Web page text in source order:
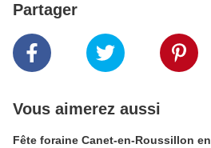
Partager
Vous aimerez aussi
Fête foraine Canet-en-Roussillon en